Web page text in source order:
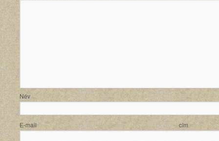
E-mail